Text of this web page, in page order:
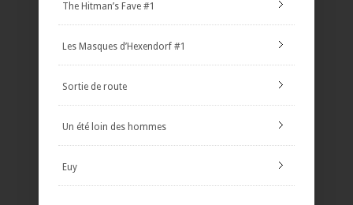
The Hitman’s Fave #1
Les Masques d’Hexendorf #1
Sortie de route
Un été loin des hommes
Euy